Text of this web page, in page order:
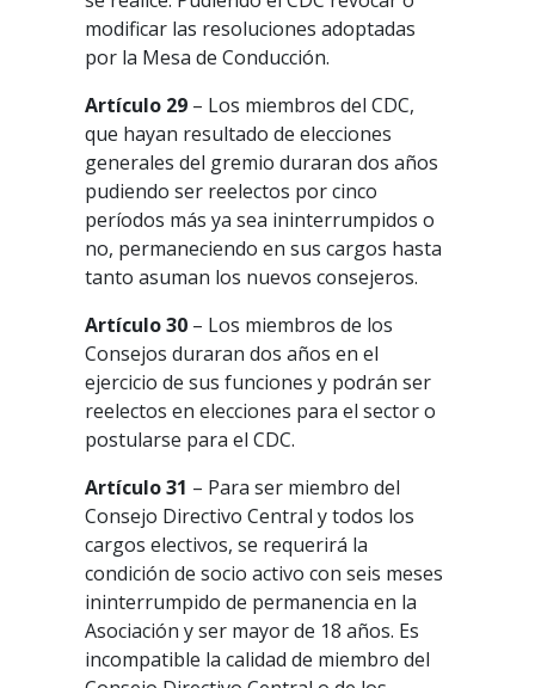
modificar las resoluciones adoptadas
por la Mesa de Conducción.
Artículo 29 – Los miembros del CDC,
que hayan resultado de elecciones
generales del gremio duraran dos años
pudiendo ser reelectos por cinco
períodos más ya sea ininterrumpidos o
no, permaneciendo en sus cargos hasta
tanto asuman los nuevos consejeros.
Artículo 30 – Los miembros de los
Consejos duraran dos años en el
ejercicio de sus funciones y podrán ser
reelectos en elecciones para el sector o
postularse para el CDC.
Artículo 31 – Para ser miembro del
Consejo Directivo Central y todos los
cargos electivos, se requerirá la
condición de socio activo con seis meses
ininterrumpido de permanencia en la
Asociación y ser mayor de 18 años. Es
incompatible la calidad de miembro del